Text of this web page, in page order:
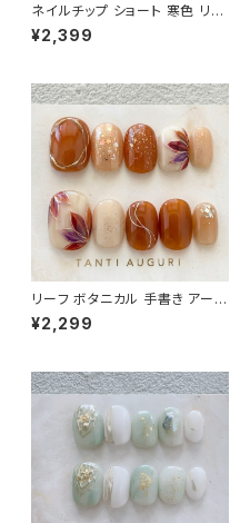
ネイルチップ ショート 寒色 リー
フ柄 ボタニカルフラワー 麦わら
帽子 濃い紺ファッション 夏 通販
¥2,399
リーフ ボタニカル 手書き アート
ネイルチップ 暖色系 春 夏 秋 シ
ョート 短い 付け爪 葉 ゴールド
¥2,299